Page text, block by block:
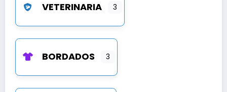
VETERINARIA 3
BORDADOS 3